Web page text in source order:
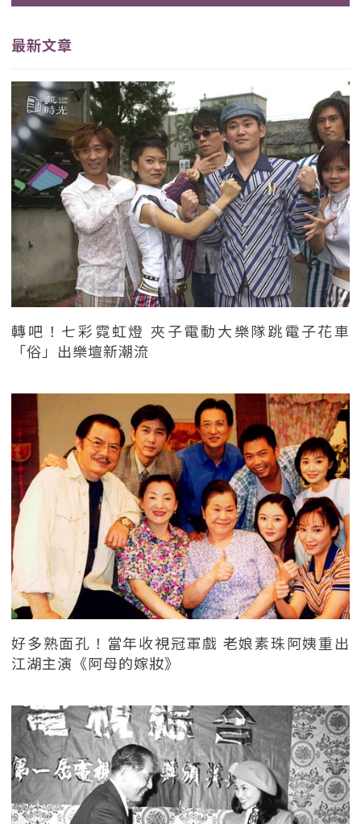
最新文章
轉吧！七彩霓虹燈 夾子電動大樂隊跳電子花車
「俗」出樂壇新潮流
好多熟面孔！當年收視冠軍戲 老娘素珠阿姨重出
江湖主演《阿母的嫁妝》